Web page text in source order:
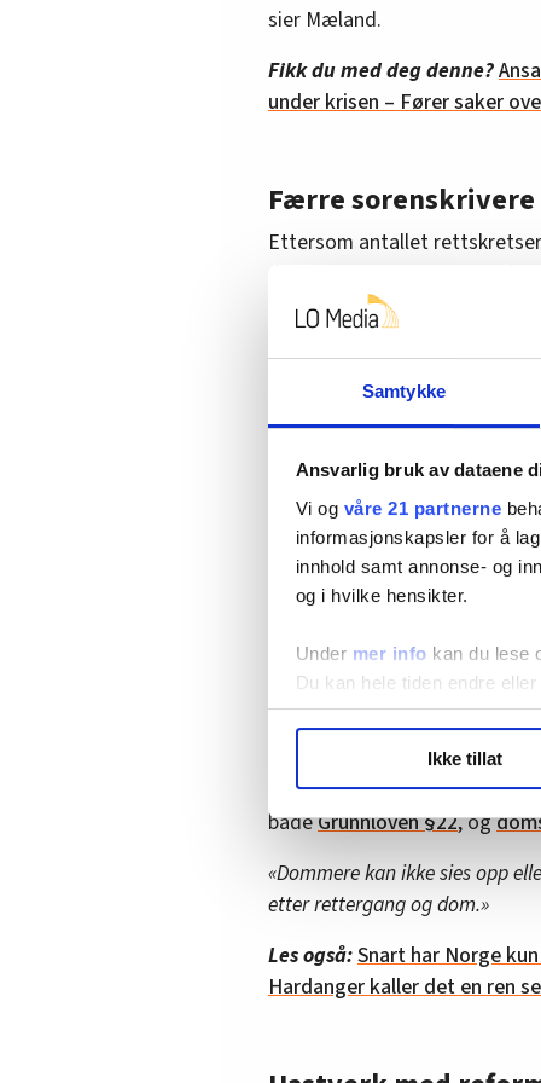
Samtykke
Ansvarlig bruk av dataene
Vi og våre 21 partnerne
informasjonskapsler for å
innhold samt annonse- og
og i hvilke hensikter.
Under mer info kan du lese
Du kan hele tiden endre
hvordan våre nettsider blir
annonsering. Disse er angitt
Ikke tillat
sier Mæland.
Fikk du med deg denne?
under krisen – Fører saker
Færre sorenskrivere
Ettersom antallet
overskudd av sorenskrivere.
– Det blir færre ledere, og
Innstillingsrådet. Vi kommer
til regelverket. Det innebærer
Marius Urke til Rett24da
På videre spørsmål om
– Der sammenslåingen
sin, så har vedkommende
ganske komplisert
Akkurat hvor mange som vil
helhetsvurdering, sier Urke.
Som embetsmenn har
stillingsvern. Dommere er i
bådeGrunnloven §22, og
«Dommere kan ikke sies opp
etter rettergang og dom.»
Les også:Snart har Norge
Hardanger kaller det en ren